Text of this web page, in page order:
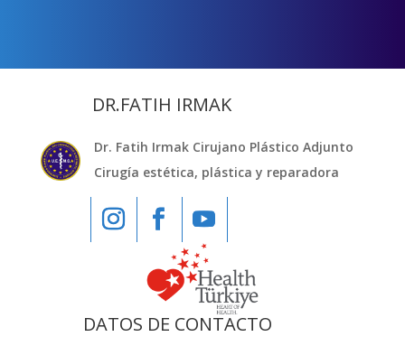
DR.FATIH IRMAK
Dr. Fatih Irmak Cirujano Plástico Adjunto
Cirugía estética, plástica y reparadora
DATOS DE CONTACTO